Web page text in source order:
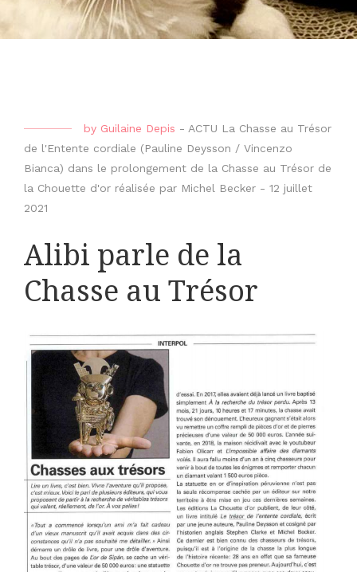
by Guilaine Depis - ACTU La Chasse au Trésor
de l'Entente cordiale (Pauline Deysson / Vincenzo
Bianca) dans le prolongement de la Chasse au Trésor de
la Chouette d'or réalisée par Michel Becker - 12 juillet
2021
Alibi parle de la
Chasse au Trésor